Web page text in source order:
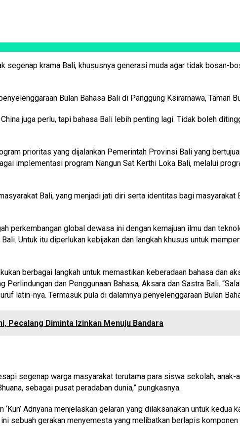
segenap krama Bali, khususnya generasi muda agar tidak bosan-
Bulan Bahasa Bali di Panggung Ksirarnawa, Taman
juga perlu, tapi bahasa Bali lebih penting lagi. Tidak boleh
prioritas yang dijalankan Pemerintah Provinsi Bali yang
implementasi program Nangun Sat Kerthi Loka Bali, melalui
Bali, yang menjadi jati diri serta identitas bagi masyarakat
perkembangan global dewasa ini dengan kemajuan ilmu dan
Untuk itu diperlukan kebijakan dan langkah khusus untuk
berbagai langkah untuk memastikan keberadaan bahasa dan
Perlindungan dan Penggunaan Bahasa, Aksara dan Sastra Bali.
latin-nya. Termasuk pula di dalamnya penyelenggaraan Bulan
Pecalang Diminta Izinkan Menuju Bandara
segenap warga masyarakat terutama para siswa sekolah, anak-
sebagai pusat peradaban dunia,” pungkasnya.
Adnyana menjelaskan gelaran yang dilaksanakan untuk
sebuah gerakan menyemesta yang melibatkan berlapis